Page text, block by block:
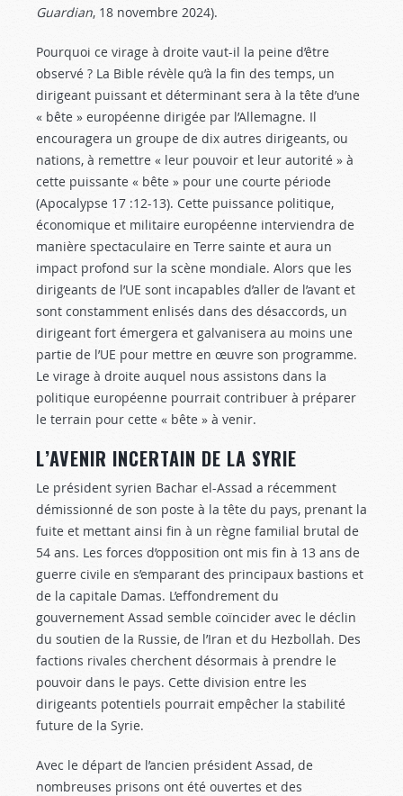
Guardian, 18 novembre 2024).
Pourquoi ce virage à droite vaut-il la peine d’être
observé ? La Bible révèle qu’à la fin des temps, un
dirigeant puissant et déterminant sera à la tête d’une
« bête » européenne dirigée par l’Allemagne. Il
encouragera un groupe de dix autres dirigeants, ou
nations, à remettre « leur pouvoir et leur autorité » à
cette puissante « bête » pour une courte période
(Apocalypse 17 :12-13). Cette puissance politique,
économique et militaire européenne interviendra de
manière spectaculaire en Terre sainte et aura un
impact profond sur la scène mondiale. Alors que les
dirigeants de l’UE sont incapables d’aller de l’avant et
sont constamment enlisés dans des désaccords, un
dirigeant fort émergera et galvanisera au moins une
partie de l’UE pour mettre en œuvre son programme.
Le virage à droite auquel nous assistons dans la
politique européenne pourrait contribuer à préparer
le terrain pour cette « bête » à venir.
L’AVENIR INCERTAIN DE LA SYRIE
Le président syrien Bachar el-Assad a récemment
démissionné de son poste à la tête du pays, prenant la
fuite et mettant ainsi fin à un règne familial brutal de
54 ans. Les forces d’opposition ont mis fin à 13 ans de
guerre civile en s’emparant des principaux bastions et
de la capitale Damas. L’effondrement du
gouvernement Assad semble coïncider avec le déclin
du soutien de la Russie, de l’Iran et du Hezbollah. Des
factions rivales cherchent désormais à prendre le
pouvoir dans le pays. Cette division entre les
dirigeants potentiels pourrait empêcher la stabilité
future de la Syrie.
Avec le départ de l’ancien président Assad, de
nombreuses prisons ont été ouvertes et des